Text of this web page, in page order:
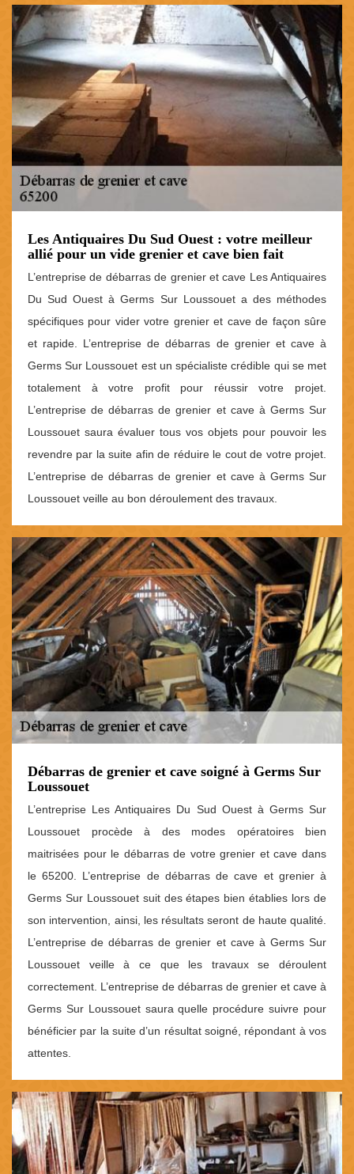
Les Antiquaires Du Sud Ouest : votre meilleur
allié pour un vide grenier et cave bien fait
L’entreprise de débarras de grenier et cave Les Antiquaires
Du Sud Ouest à Germs Sur Loussouet a des méthodes
spécifiques pour vider votre grenier et cave de façon sûre
et rapide. L’entreprise de débarras de grenier et cave à
Germs Sur Loussouet est un spécialiste crédible qui se met
totalement à votre profit pour réussir votre projet.
L’entreprise de débarras de grenier et cave à Germs Sur
Loussouet saura évaluer tous vos objets pour pouvoir les
revendre par la suite afin de réduire le cout de votre projet.
L’entreprise de débarras de grenier et cave à Germs Sur
Loussouet veille au bon déroulement des travaux.
Débarras de grenier et cave soigné à Germs Sur
Loussouet
L’entreprise Les Antiquaires Du Sud Ouest à Germs Sur
Loussouet procède à des modes opératoires bien
maitrisées pour le débarras de votre grenier et cave dans
le 65200. L’entreprise de débarras de cave et grenier à
Germs Sur Loussouet suit des étapes bien établies lors de
son intervention, ainsi, les résultats seront de haute qualité.
L’entreprise de débarras de grenier et cave à Germs Sur
Loussouet veille à ce que les travaux se déroulent
correctement. L’entreprise de débarras de grenier et cave à
Germs Sur Loussouet saura quelle procédure suivre pour
bénéficier par la suite d’un résultat soigné, répondant à vos
attentes.